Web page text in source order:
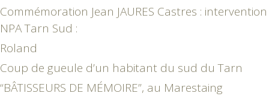
Commémoration Jean JAURES Castres : intervention
NPA Tarn Sud :
Roland
Coup de gueule d’un habitant du sud du Tarn
“BÂTISSEURS DE MÉMOIRE”, au Marestaing